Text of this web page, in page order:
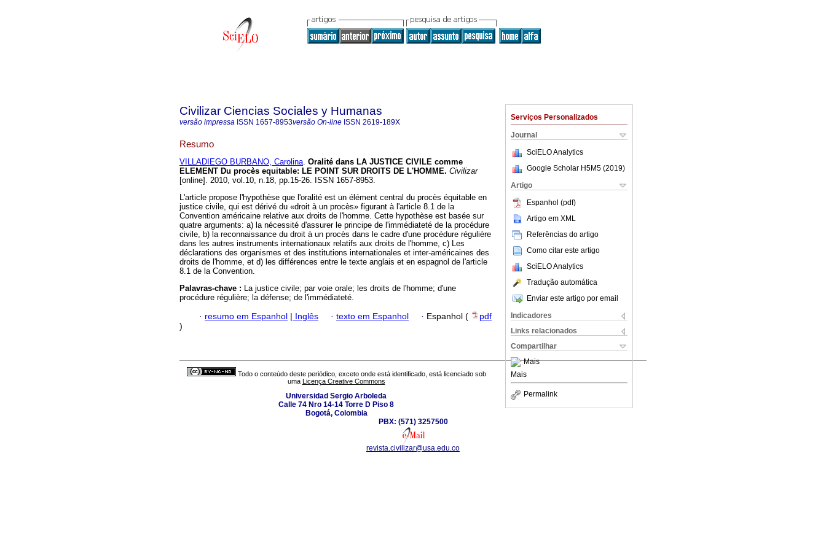
Serviços Personalizados
Journal
SciELO Analytics
Google Scholar H5M5 (2019)
Artigo
Espanhol (pdf)
Artigo em XML
Referências do artigo
Como citar este artigo
SciELO Analytics
Tradução automática
Enviar este artigo por email
Indicadores
Links relacionados
Compartilhar
Mais
Mais
Permalink
Civilizar Ciencias Sociales y Humanas
versão impressa ISSN 1657-8953versão On-line ISSN 2619-189X
Resumo
VILLADIEGO BURBANO, Carolina. Oralité dans LA JUSTICE CIVILE comme
ELEMENT Du procès equitable: LE POINT SUR DROITS DE L'HOMME. Civilizar
[online]. 2010, vol.10, n.18, pp.15-26. ISSN 1657-8953.
L'article propose l'hypothèse que l'oralité est un élément central du procès équitable en
justice civile, qui est dérivé du «droit à un procès» figurant à l'article 8.1 de la
Convention américaine relative aux droits de l'homme. Cette hypothèse est basée sur
quatre arguments: a) la nécessité d'assurer le principe de l'immédiateté de la procédure
civile, b) la reconnaissance du droit à un procès dans le cadre d'une procédure régulière
dans les autres instruments internationaux relatifs aux droits de l'homme, c) Les
déclarations des organismes et des institutions internationales et inter-américaines des
droits de l'homme, et d) les différences entre le texte anglais et en espagnol de l'article
8.1 de la Convention.
Palavras-chave : La justice civile; par voie orale; les droits de l'homme; d'une
procédure régulière; la défense; de l'immédiateté.
· resumo em Espanhol | Inglês · texto em Espanhol · Espanhol (
pdf
)
Todo o conteúdo deste periódico, exceto onde está identificado, está licenciado sob
uma Licença Creative Commons
Universidad Sergio Arboleda
Calle 74 Nro 14-14 Torre D Piso 8
Bogotá, Colombia
PBX: (571) 3257500
revista.civilizar@usa.edu.co